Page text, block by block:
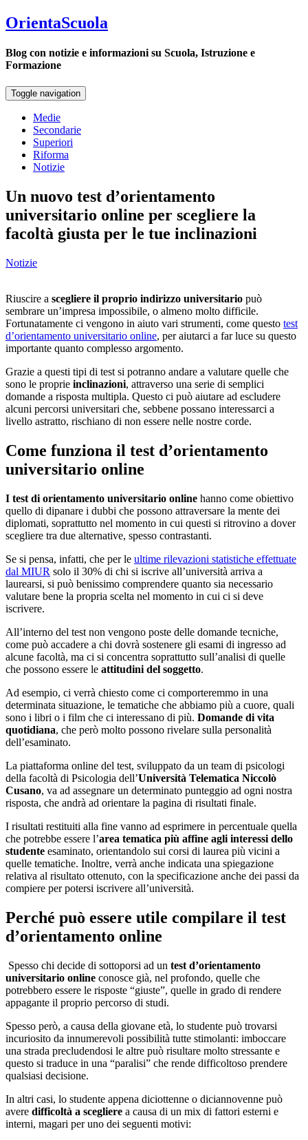
OrientaScuola
Blog con notizie e informazioni su Scuola, Istruzione e
Formazione
Toggle navigation
Medie
Secondarie
Superiori
Riforma
Notizie
Un nuovo test d’orientamento
universitario online per scegliere la
facoltà giusta per le tue inclinazioni
Notizie
Riuscire a scegliere il proprio indirizzo universitario può
sembrare un’impresa impossibile, o almeno molto difficile.
Fortunatamente ci vengono in aiuto vari strumenti, come questo test
d’orientamento universitario online, per aiutarci a far luce su questo
importante quanto complesso argomento.
Grazie a questi tipi di test si potranno andare a valutare quelle che
sono le proprie inclinazioni, attraverso una serie di semplici
domande a risposta multipla. Questo ci può aiutare ad escludere
alcuni percorsi universitari che, sebbene possano interessarci a
livello astratto, rischiano di non essere nelle nostre corde.
Come funziona il test d’orientamento
universitario online
I test di orientamento universitario online hanno come obiettivo
quello di dipanare i dubbi che possono attraversare la mente dei
diplomati, soprattutto nel momento in cui questi si ritrovino a dover
scegliere tra due alternative, spesso contrastanti.
Se si pensa, infatti, che per le ultime rilevazioni statistiche effettuate
dal MIUR solo il 30% di chi si iscrive all’università arriva a
laurearsi, si può benissimo comprendere quanto sia necessario
valutare bene la propria scelta nel momento in cui ci si deve
iscrivere.
All’interno del test non vengono poste delle domande tecniche,
come può accadere a chi dovrà sostenere gli esami di ingresso ad
alcune facoltà, ma ci si concentra soprattutto sull’analisi di quelle
che possono essere le attitudini del soggetto.
Ad esempio, ci verrà chiesto come ci comporteremmo in una
determinata situazione, le tematiche che abbiamo più a cuore, quali
sono i libri o i film che ci interessano di più. Domande di vita
quotidiana, che però molto possono rivelare sulla personalità
dell’esaminato.
La piattaforma online del test, sviluppato da un team di psicologi
della facoltà di Psicologia dell’Università Telematica Niccolò
Cusano, va ad assegnare un determinato punteggio ad ogni nostra
risposta, che andrà ad orientare la pagina di risultati finale.
I risultati restituiti alla fine vanno ad esprimere in percentuale quella
che potrebbe essere l’area tematica più affine agli interessi dello
studente esaminato, orientandolo sui corsi di laurea più vicini a
quelle tematiche. Inoltre, verrà anche indicata una spiegazione
relativa al risultato ottenuto, con la specificazione anche dei passi da
compiere per potersi iscrivere all’università.
Perché può essere utile compilare il test
d’orientamento online
Spesso chi decide di sottoporsi ad un test d’orientamento
universitario online conosce già, nel profondo, quelle che
potrebbero essere le risposte “giuste”, quelle in grado di rendere
appagante il proprio percorso di studi.
Spesso però, a causa della giovane età, lo studente può trovarsi
incuriosito da innumerevoli possibilità tutte stimolanti: imboccare
una strada precludendosi le altre può risultare molto stressante e
questo si traduce in una “paralisi” che rende difficoltoso prendere
qualsiasi decisione.
In altri casi, lo studente appena diciottenne o diciannovenne può
avere difficoltà a scegliere a causa di un mix di fattori esterni e
interni, magari per uno dei seguenti motivi: